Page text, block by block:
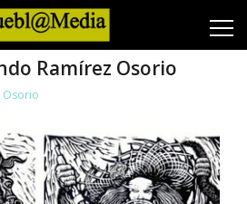
Ramírez Osorio
Osorio